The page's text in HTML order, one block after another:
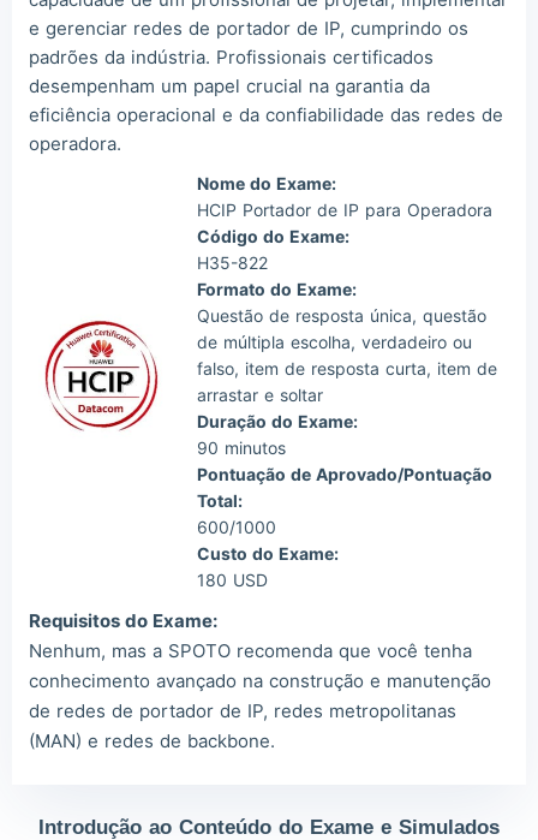
e gerenciar redes de portador de IP, cumprindo os
padrões da indústria. Profissionais certificados
desempenham um papel crucial na garantia da
eficiência operacional e da confiabilidade das redes de
operadora.
Nome do Exame:
HCIP Portador de IP para Operadora
Código do Exame:
H35-822
Formato do Exame:
Questão de resposta única, questão
de múltipla escolha, verdadeiro ou
falso, item de resposta curta, item de
arrastar e soltar
Duração do Exame:
90 minutos
Pontuação de Aprovado/Pontuação
Total:
600/1000
Custo do Exame:
180 USD
Requisitos do Exame:
Nenhum, mas a SPOTO recomenda que você tenha
conhecimento avançado na construção e manutenção
de redes de portador de IP, redes metropolitanas
(MAN) e redes de backbone.
Introdução ao Conteúdo do Exame e Simulados